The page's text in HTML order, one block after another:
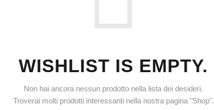
WISHLIST IS EMPTY.
Non hai ancora nessun prodotto nella lista dei desideri.
Troverai molti prodotti interessanti nella nostra pagina "Shop".